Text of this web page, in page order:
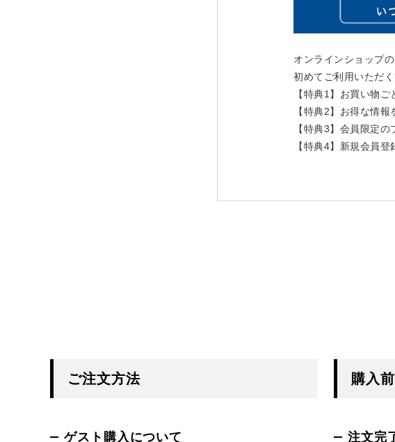
オンラインショップ
初めてご利用いただ
【特典1】お買い物
【特典2】お得な情
【特典3】会員限定
【特典4】新規会員
ご注文方法
ゲスト購入について
購入
注文完